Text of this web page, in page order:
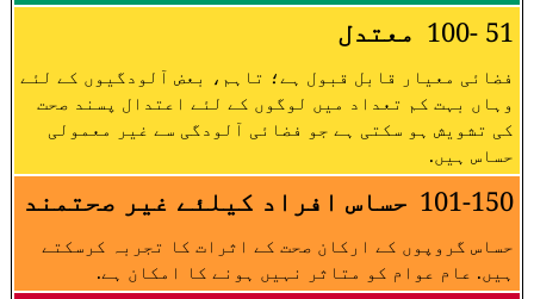
51 -100 معتدل
فضائی معیار قابل قبول ہے؛ تاہم، بعض آلودگیوں کے لئے
وہاں بہت کم تعداد میں لوگوں کے لئے اعتدال پسند صحت
کی تشویش ہو سکتی ہے جو فضائی آلودگی سے غیر معمولی
حساس ہیں.
101-150 حساس افراد کیلئے غیر صحتمند
حساس گروپوں کے ارکان صحت کے اثرات کا تجربہ کرسکتے
ہیں. عام عوام کو متاثر نہیں ہونے کا امکان ہے.